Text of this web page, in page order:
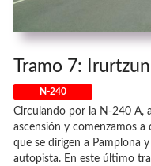
Tramo 7:
N-240
Circulando por la N-240 A,
ascensión y comenzamos
que se dirigen a Pamplona
autopista. En este último